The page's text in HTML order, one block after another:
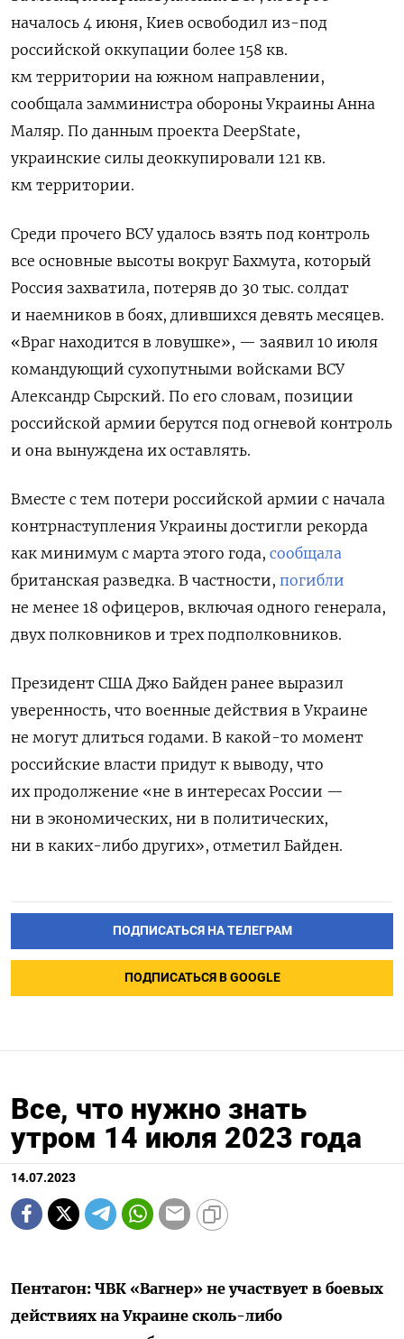
началось 4 июня, Киев освободил из-под
российской оккупации более 158 кв.
км территории на южном направлении,
сообщала замминистра обороны Украины Анна
Маляр. По данным проекта DeepState,
украинские силы деоккупировали 121 кв.
км территории.
Среди прочего ВСУ удалось взять под контроль
все основные высоты вокруг Бахмута, который
Россия захватила, потеряв до 30 тыс. солдат
и наемников в боях, длившихся девять месяцев.
«Враг находится в ловушке», — заявил 10 июля
командующий сухопутными войсками ВСУ
Александр Сырский. По его словам, позиции
российской армии берутся под огневой контроль
и она вынуждена их оставлять.
Вместе с тем потери российской армии с начала
контрнаступления Украины достигли рекорда
как минимум с марта этого года, сообщала
британская разведка. В частности, погибли
не менее 18 офицеров, включая одного генерала,
двух полковников и трех подполковников.
Президент США Джо Байден ранее выразил
уверенность, что военные действия в Украине
не могут длиться годами. В какой-то момент
российские власти придут к выводу, что
их продолжение «не в интересах России —
ни в экономических, ни в политических,
ни в каких-либо других», отметил Байден.
ПОДПИСАТЬСЯ НА ТЕЛЕГРАМ
ПОДПИСАТЬСЯ В GOOGLE
Все, что нужно знать
утром 14 июля 2023 года
14.07.2023
Пентагон: ЧВК «Вагнер» не участвует в боевых
действиях на Украине сколь-либо